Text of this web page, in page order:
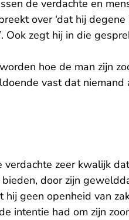
de verdachte en
over ‘dat hij
Ook zegt hij in die
hoe de man zijn
vast dat
zeer kwalijk
door zijn
hij geen openheid van
intentie had om zijn